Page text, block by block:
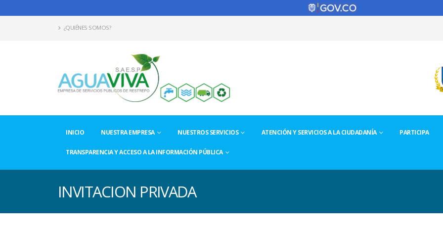
¿QUIÉNES SOMOS?
INICIO NUESTRA EMPRESA NUESTROS SERVICIOS ATENCIÓN Y SERVICIOS A LA CIUDADANÍA PARTICIPA
TRANSPARENCIA Y ACCESO A LA INFORMACIÓN PÚBLICA
INVITACION PRIVADA